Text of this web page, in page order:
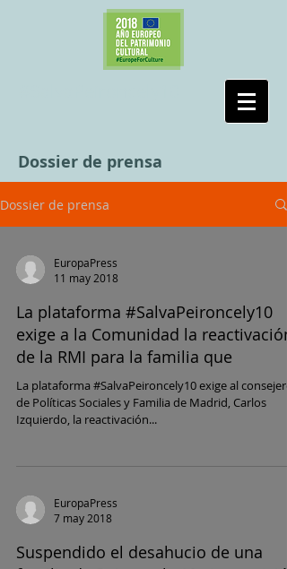
Dossier de prensa
Dossier de prensa
EuropaPress
11 may 2018
La plataforma #SalvaPeironcely10
exige a la Comunidad la reactivación
de la RMI para la familia que
La plataforma #SalvaPeironcely10 exige al consejero
de Políticas Sociales y Familia de Madrid, Carlos
Izquierdo, la reactivación...
EuropaPress
7 may 2018
Suspendido el desahucio de una